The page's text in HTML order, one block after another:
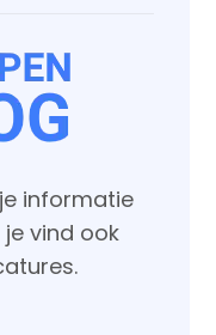
informatie
vind ook